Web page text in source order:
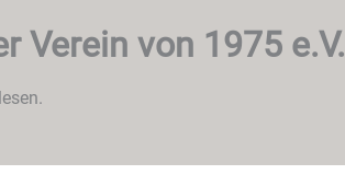
Verein von 1975 e.V.